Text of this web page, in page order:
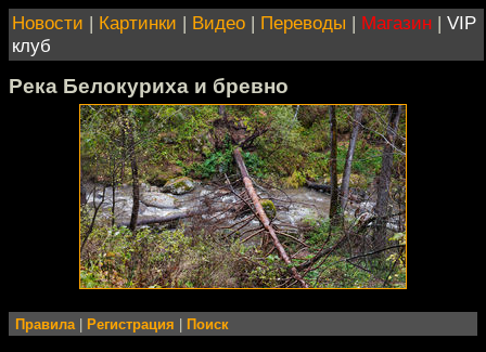
Новости | Картинки | Видео | Переводы | Магазин | VIP
клуб
Река Белокуриха и бревно
Правила Регистрация Поиск